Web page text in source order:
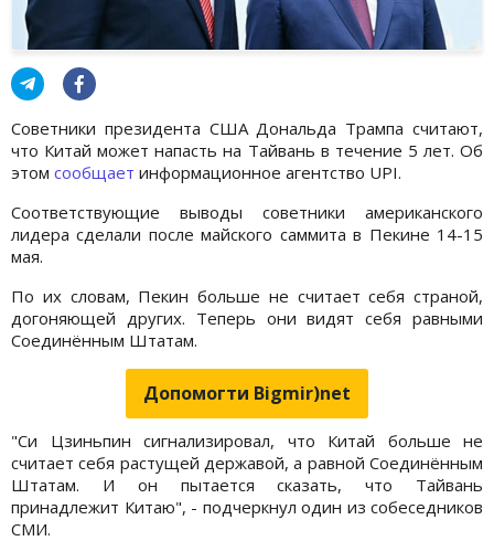
Советники президента США Дональда Трампа считают,
что Китай может напасть на Тайвань в течение 5 лет. Об
этом сообщает информационное агентство UPI.
Соответствующие выводы советники американского
лидера сделали после майского саммита в Пекине 14-15
мая.
По их словам, Пекин больше не считает себя страной,
догоняющей других. Теперь они видят себя равными
Соединённым Штатам.
Допомогти Bigmir)net
"Си Цзиньпин сигнализировал, что Китай больше не
считает себя растущей державой, а равной Соединённым
Штатам. И он пытается сказать, что Тайвань
принадлежит Китаю", - подчеркнул один из собеседников
СМИ.